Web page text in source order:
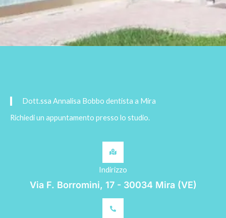
Dott.ssa Annalisa Bobbo dentista a Mira
Richiedi un appuntamento presso lo studio.
Indirizzo
Via F. Borromini, 17 - 30034 Mira (VE)